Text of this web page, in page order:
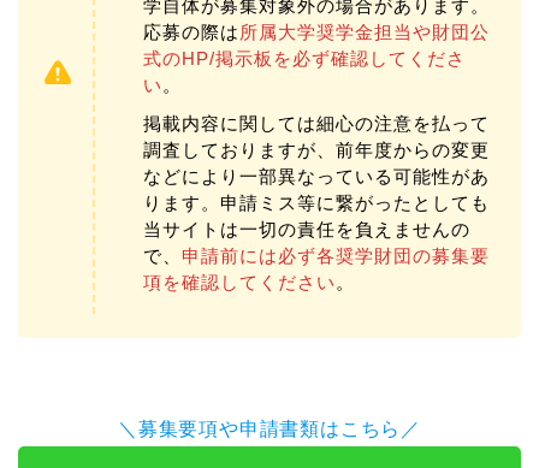
学自体が募集対象外の場合があります。
応募の際は 所属大学奨学金担当や財団公
式のHP/掲示板を必ず確認してくださ
い 。
掲載内容に関しては細心の注意を払って
調査しておりますが、前年度からの変更
などにより一部異なっている可能性があ
ります。申請ミス等に繋がったとしても
当サイトは一切の責任を負えませんの
で、 申請前には必ず各奨学財団の募集要
項を確認してください。
＼募集要項や申請書類はこちら／